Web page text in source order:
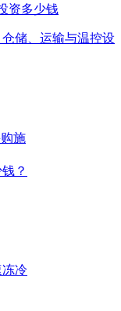
资多少钱
储、运输与温控设
施
？
冻冷